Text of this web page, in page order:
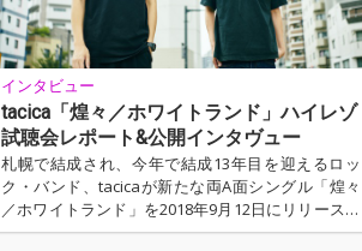
インタビュー
tacica「煌々／ホワイトランド」ハイレゾ
試聴会レポート&公開インタヴュー
札幌で結成され、今年で結成13年目を迎えるロッ
ク・バンド、tacicaが新たな両A面シングル「煌々
／ホワイトランド」を2018年9月12日にリリース。
「煌々／ホワイトランド」は、前作「ordinary da